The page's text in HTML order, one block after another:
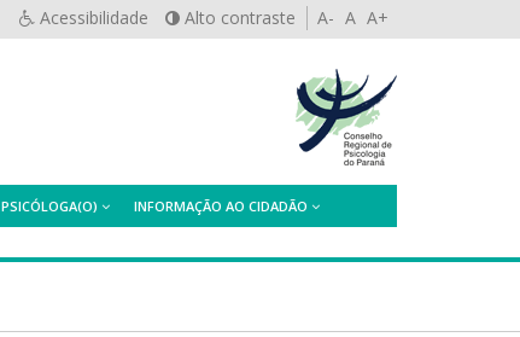
Acessibilidade Alto contraste A- A A+
PSICÓLOGA(O) INFORMAÇÃO AO CIDADÃO